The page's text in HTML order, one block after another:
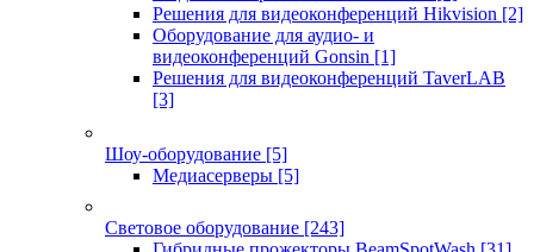
Решения для видеоконференций Hikvision [2]
Оборудование для аудио- и
видеоконференций Gonsin [1]
Решения для видеоконференций TaverLAB
[3]
Шоу-оборудование [5]
Медиасерверы [5]
Световое оборудование [243]